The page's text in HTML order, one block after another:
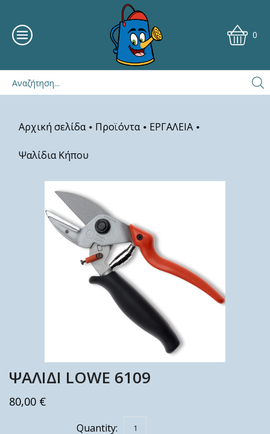
0
Αρχική σελίδα • Προϊόντα • ΕΡΓΑΛΕΙΑ •
Ψαλίδια Κήπου
ΨΑΛΙΔΙ LOWE 6109
80,00 €